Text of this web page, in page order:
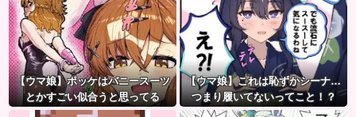
る。
【ウマ娘】ポッケはバニースーツ
とかすごい似合うと思ってる
【ウマ娘】これは恥ずかシーナ…
つまり履いてないってこと！？